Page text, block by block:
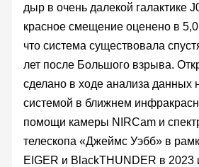
дыр в очень далекой галактике
красное смещение оценено в
что система существовала
лет после Большого взрыва.
сделано в ходе анализа данных
системой в ближнем
помощи камеры NIRCam и
телескопа «Джеймс Уэбб» в
EIGER и BlackTHUNDER в 2023